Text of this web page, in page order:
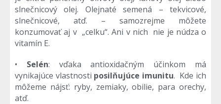
slnečnicový olej. Olejnaté semená – tekvicové,
slnečnicové, atď. – samozrejme môžete
konzumovať aj v „celku“. Ani v nich nie je núdza o
vitamín E.
• Selén: vďaka antioxidačným účinkom má
vynikajúce vlastnosti posilňujúce imunitu. Kde ich
môžeme nájsť: ryby, zemiaky, obilie, para orechy,
atď.